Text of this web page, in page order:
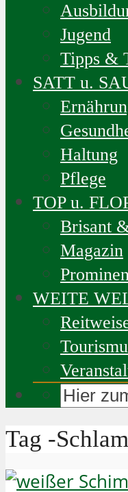
Jugend
Tipps &
SATT u.
Haltung
Pflege
TOP u.
Brisant
Magazin
WEITE
Tag -